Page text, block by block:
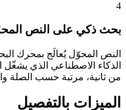
4
بحث ذكي على النص
النص المحوّل يُعالَج بمحرك
الذكاء الاصطناعي الذي
من ثانية، مرتبة حسب الصلة
الميزات بالتفصيل